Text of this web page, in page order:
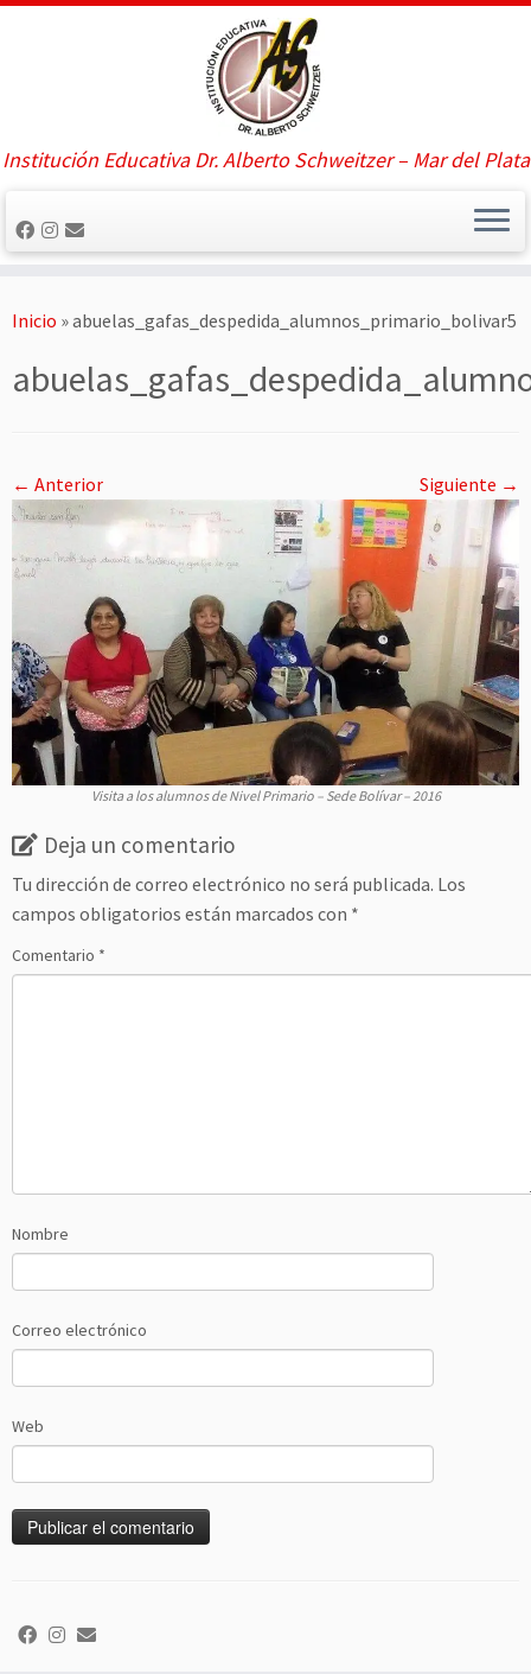
Saltar
Institución Educativa Dr. Alberto Schweitzer – Mar del Plata
Inicio »abuelas_gafas_despedida_alumnos_primario_bolivar5
← Anterior Siguiente →
Visita a los alumnos de Nivel Primario – Sede Bolívar – 2016
Deja un comentario
Tu dirección de correo electrónico no será publicada. Los
campos obligatorios están marcados con *
Comentario *
Nombre
Correo electrónico
Web